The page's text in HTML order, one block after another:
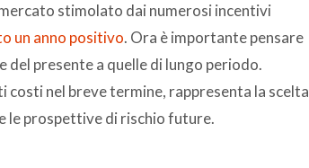
stimolato dai numerosi incentivi
un anno positivo. Ora è importante pensare
presente a quelle di lungo periodo.
nel breve termine, rappresenta la scelta
le prospettive di rischio future.